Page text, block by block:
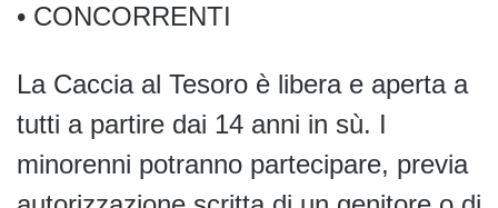
• CONCORRENTI
La Caccia al Tesoro è libera e aperta a
tutti a partire dai 14 anni in sù. I
minorenni potranno partecipare, previa